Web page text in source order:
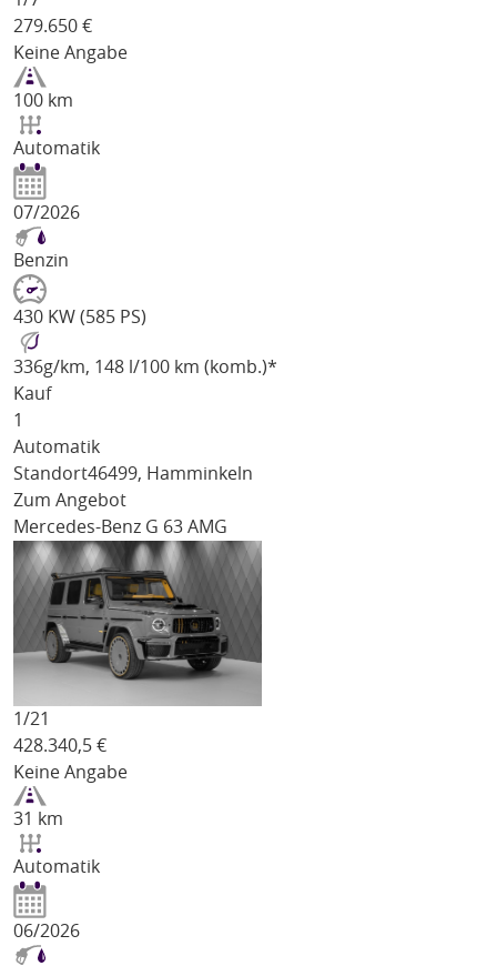
279.650 €
Keine Angabe
100 km
Automatik
07/2026
Benzin
430 KW (585 PS)
336g/km, 148 l/100 km (komb.)*
Kauf
1
Automatik
Standort46499, Hamminkeln
Zum Angebot
Mercedes-Benz G 63 AMG
1/21
428.340,5 €
Keine Angabe
31 km
Automatik
06/2026